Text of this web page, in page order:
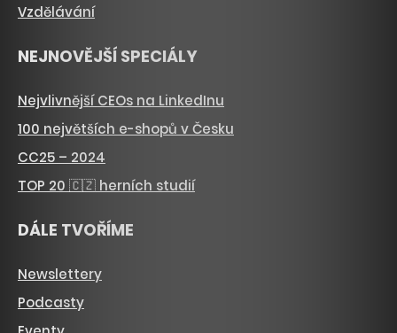
Vzdělávání
NEJNOVĚJŠÍ SPECIÁLY
Nejvlivnější CEOs na LinkedInu
100 největších e-shopů v Česku
CC25 – 2024
TOP 20 🇨🇿 herních studií
DÁLE TVOŘÍME
Newslettery
Podcasty